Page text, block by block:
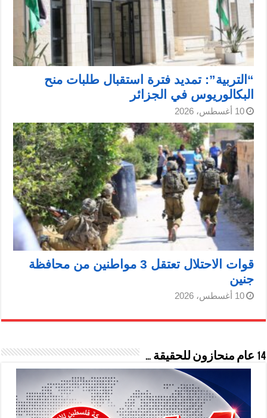
“التربية”: تمديد فترة استقبال طلبات منح
البكالوريوس في الجزائر
10 أغسطس، 2026
قوات الاحتلال تعتقل 3 مواطنين من محافظة
جنين
10 أغسطس، 2026
14 عام منحازون للحقيقة …